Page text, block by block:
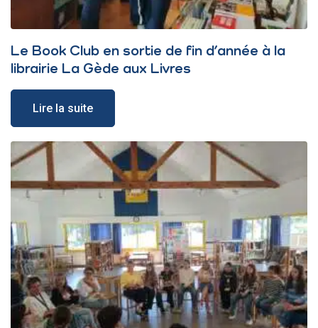
Le Book Club en sortie de fin d’année à la
librairie La Gède aux Livres
Lire la suite